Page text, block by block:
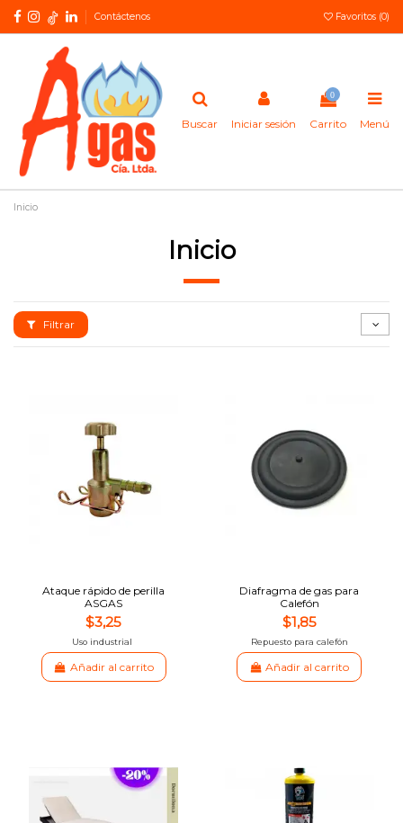
Contáctenos Favoritos (0)
Buscar Iniciar sesión
0
Carrito Menú
Inicio
Inicio
Filtrar
Ataque rápido de perilla
ASGAS
$3,25
Uso industrial
Añadir al carrito
Diafragma de gas para
Calefón
$1,85
Repuesto para calefón
Añadir al carrito